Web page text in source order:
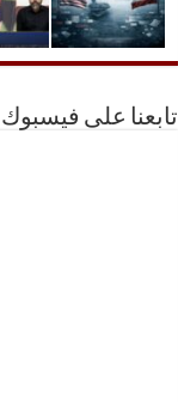
تابعنا على فيسبوك